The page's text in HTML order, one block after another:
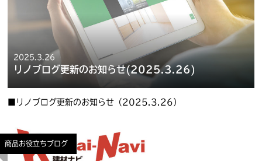
2025.3.26
リノブログ更新のお知らせ(2025.3.26)
■リノブログ更新のお知らせ（2025.3.26）
商品お役立ちブログ